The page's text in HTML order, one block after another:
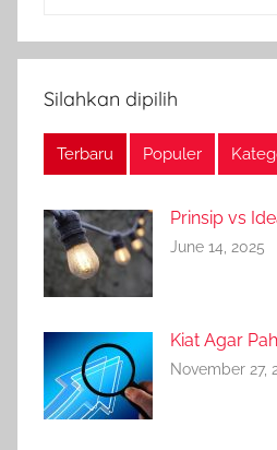
Silahkan dipilih
Terbaru Populer
Prinsip vs
June 14, 2025
Kiat Agar
November 27,